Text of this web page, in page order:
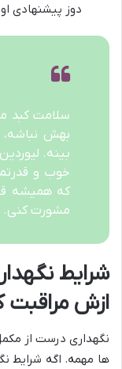
دوز پیشنهادی
سلامت کبد
بهش
بینه.
خوب و
که همیشه
مشورت کنی.
شرایط
ازش مراقبت
نگهداری درست از
ها مهمه. اگه شرایط